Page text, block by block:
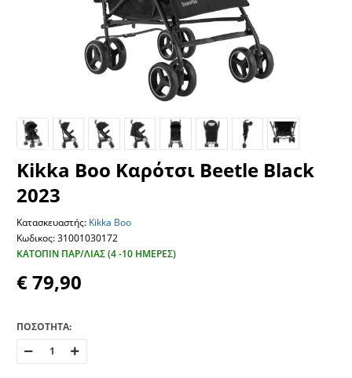
Kikka Boo Καρότσι Beetle Black
2023
Κατασκευαστής: Kikka Boo
Κωδικος: 31001030172
ΚΑΤΌΠΙΝ ΠΑΡ/ΛΊΑΣ (4 -10 ΗΜΈΡΕΣ)
€ 79,90
ΠΟΣΟΤΗΤΑ: